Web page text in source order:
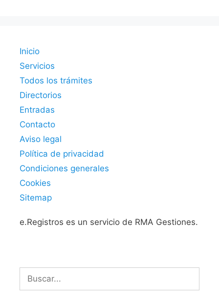
Inicio
Servicios
Todos los trámites
Directorios
Entradas
Contacto
Aviso legal
Política de privacidad
Condiciones generales
Cookies
Sitemap
e.Registros es un servicio de RMA Gestiones.
Buscar: